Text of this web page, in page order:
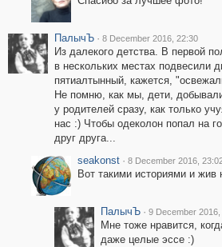
ПалычЪ · 8 December 2016, 22:30
Из далекого детства. В первой
в нескольких местах подвесили
пятиалтынный, кажется,
Не помню, как мы, дети,
у родителей сразу, как только
нас :) Чтобы одеколон попал на
друг друга...
seakonst · 8 December 2016,
Вот такими историями и жив
ПалычЪ · 9 December 2016,
Мне тоже нравится,
даже целые эссе :)